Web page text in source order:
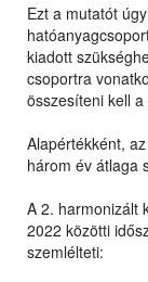
Ezt a mutatót
kiadott
csoportra
összesíteni kell
Alapértékként,
három év átlaga
A 2. harmonizált
2022 közötti
szemlélteti: